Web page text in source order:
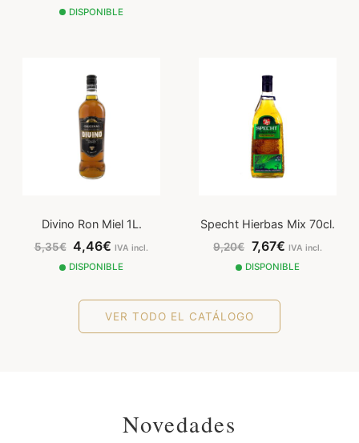
DISPONIBLE
Divino Ron Miel 1L.
5,35€ 4,46€IVA incl.
DISPONIBLE
Specht Hierbas Mix 70cl.
9,20€ 7,67€ IVA incl.
DISPONIBLE
VER TODO EL CATÁLOGO
Novedades